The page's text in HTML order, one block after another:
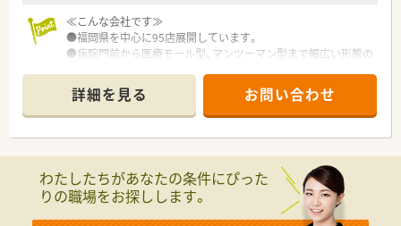
≪こんな会社です≫
●福岡県を中心に95店展開しています。
●病院門前から医療モール型、マンツーマン型まで幅広い形態の
また全店舗でOTCの取り扱いがあるため、調剤だけではなくOTC
も経験できる環境です。
●週20時間以上の勤務で社内保険に加入できますので、家庭と
両立しながら勤務できます。
●調剤店も全店舗でOTCの取り扱いがあるため、調剤だけではな
くOTCも経験できる環境です。
詳細を見る お問い合わせ
わたしたちがあなたの条件にぴった
りの職場をお探しします。